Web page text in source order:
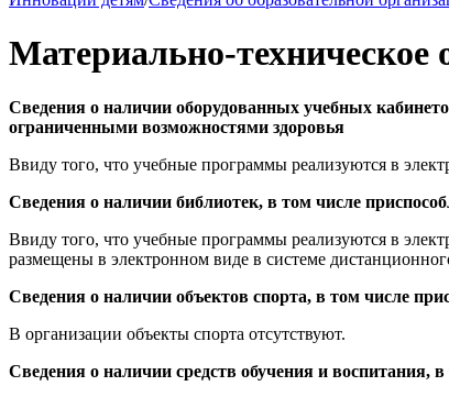
Материально-техническое
Сведения о наличии оборудованных учебных
ограниченными возможностями здоровья
Ввиду того, что учебные программы реализуются в
Сведения о наличии библиотек, в том числе
Ввиду того, что учебные программы реализуются в
размещены в электронном виде в системе
Сведения о наличии объектов спорта, в том числе
В организации объекты спорта отсутствуют.
Сведения о наличии средств обучения и